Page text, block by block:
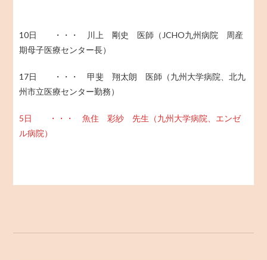
10日 ・・・ 川上 剛史 医師（JCHO九州病院 周産
期母子医療センター長）
17日 ・・・ 甲斐 翔太朗 医師（九州大学病院、北九
州市立医療センター勤務）
5日 ・・・ 魚住 彩紗 先生（九州大学病院、エンゼ
ル病院）